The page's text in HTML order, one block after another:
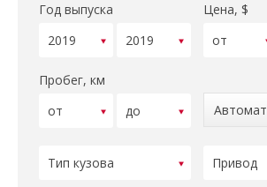
Год выпуска Цена, $
Пробег, км
Автомат